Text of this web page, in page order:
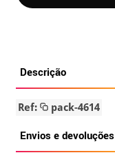
Descrição
Ref: pack-4614
Envios e devoluções